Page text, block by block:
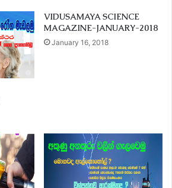
VIDUSAMAYA SCIENCE
MAGAZINE-JANUARY-2018
January 16, 2018